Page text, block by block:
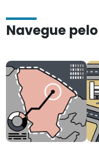
Navegue